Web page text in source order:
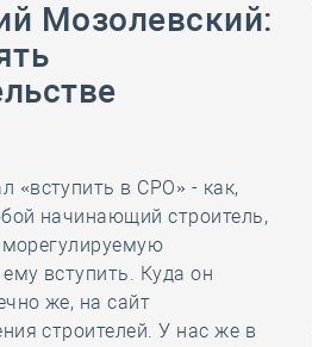
28 мая
День пограничника
Мозолевский:
«вступить в СРО» - как,
начинающий строитель,
вступить. Куда он
же, на сайт
строителей. У нас же в